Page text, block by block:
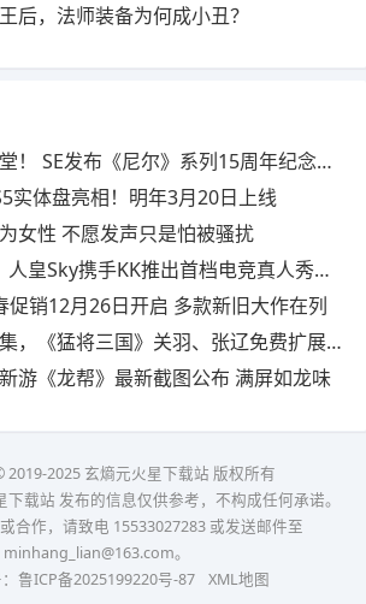
后，法师装备为何成小丑？
SE发布《尼尔》系列15周年纪念典藏套装
实体盘亮相！明年3月20日上线
女性 不愿发声只是怕被骚扰
携手KK推出首档电竞真人秀《寻找下一个Sky》
促销12月26日开启 多款新旧大作在列
《猛将三国》关羽、张辽免费扩展包现已上线
游《龙帮》最新截图公布 满屏如龙味
2025 玄熵元火星下载站 版权所有
载站 发布的信息仅供参考，不构成任何承诺。
合作，请致电 15533027283 或发送邮件至
minhang_lian@163.com。
鲁ICP备2025199220号-87 XML地图